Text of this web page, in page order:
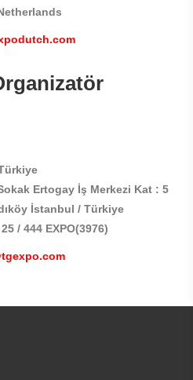
Ertogay İş Merkezi Kat : 5
İstanbul / Türkiye
/ 444 EXPO(3976)